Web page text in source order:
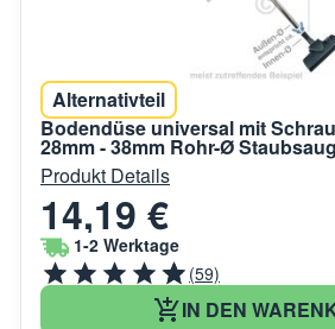
Alternativteil
Bodendüse universal mit
28mm - 38mm Rohr-Ø
Produkt Details
14,19 €
1-2 Werktage
(59)
IN DEN